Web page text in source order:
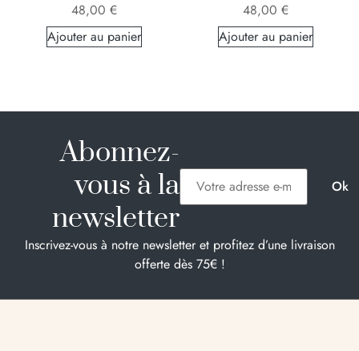
48,00 €
Ajouter au panier
48,00 €
Ajouter au panier
Abonnez-
vous à la
newsletter
Inscrivez-vous à notre newsletter et profitez d’une livraison
offerte dès 75€ !